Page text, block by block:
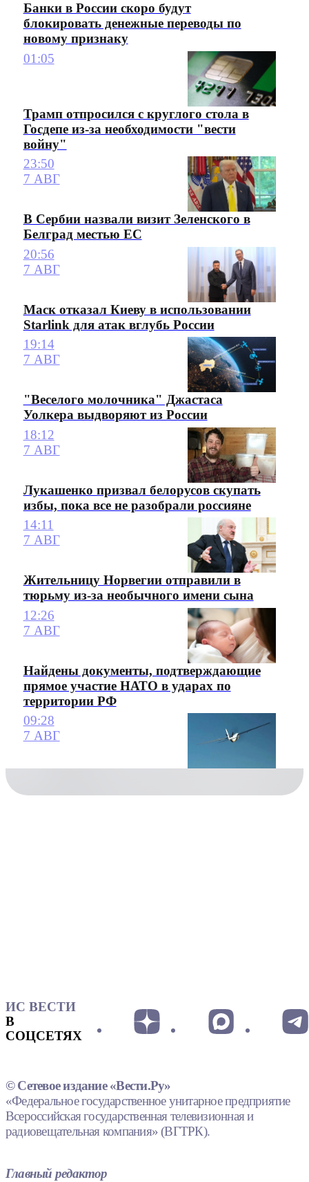
Банки в России скоро будут
блокировать денежные переводы по
новому признаку
01:05
Трамп отпросился с круглого стола в
Госдепе из-за необходимости "вести
войну"
23:50
7 АВГ
В Сербии назвали визит Зеленского в
Белград местью ЕС
20:56
7 АВГ
Маск отказал Киеву в использовании
Starlink для атак вглубь России
19:14
7 АВГ
"Веселого молочника" Джастаса
Уолкера выдворяют из России
18:12
7 АВГ
Лукашенко призвал белорусов скупать
избы, пока все не разобрали россияне
14:11
7 АВГ
Жительницу Норвегии отправили в
тюрьму из-за необычного имени сына
12:26
7 АВГ
Найдены документы, подтверждающие
прямое участие НАТО в ударах по
территории РФ
09:28
7 АВГ
ИС ВЕСТИ
В
СОЦСЕТЯХ
© Сетевое издание «Вести.Ру»
«Федеральное государственное унитарное предприятие
Всероссийская государственная телевизионная и
радиовещательная компания» (ВГТРК).
Главный редактор